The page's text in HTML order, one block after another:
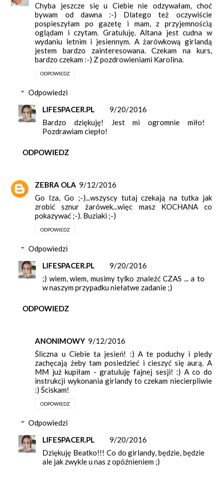
Chyba jeszcze się u Ciebie nie odzywałam, choć
bywam od dawna :-) Dlatego też oczywiście
pospieszyłam po gazetę i mam, z przyjemnością
oglądam i czytam. Gratuluję. Altana jest cudna w
wydaniu letnim i jesiennym. A żarówkową girlandą
jestem bardzo zainteresowana. Czekam na kurs,
bardzo czekam :-) Z pozdrowieniami Karolina.
ODPOWIEDZ
Odpowiedzi
LIFESPACER.PL
9/20/2016
Bardzo dziękuję! Jest mi ogromnie miło!
Pozdrawiam ciepło!
ODPOWIEDZ
ZEBRA OLA 9/12/2016
Go Iza, Go ;-)...wszyscy tutaj czekają na tutka jak
zrobić sznur żarówek...więc masz KOCHANA co
pokazywać ;-). Buziaki ;-)
ODPOWIEDZ
Odpowiedzi
LIFESPACER.PL
9/20/2016
;) wiem, wiem, musimy tylko znaleźć CZAS ... a to
w naszym przypadku niełatwe zadanie ;)
ODPOWIEDZ
ANONIMOWY 9/12/2016
Śliczna u Ciebie ta jesień! :) A te poduchy i pledy
zachęcają żeby tam posiedzieć i cieszyć się aurą. A
MM już kupiłam - gratuluję fajnej sesji! :) A co do
instrukcji wykonania girlandy to czekam niecierpliwie
:) Ściskam!
ODPOWIEDZ
Odpowiedzi
LIFESPACER.PL
9/20/2016
Dziękuję Beatko!!! Co do girlandy, będzie, będzie
ale jak zwykle u nas z opóźnieniem ;)